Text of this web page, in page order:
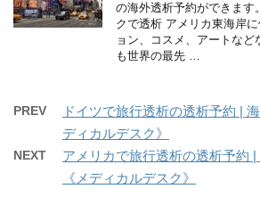
の海外透析予約ができます
クで透析 アメリカ東海岸
ョン、コスメ、アートな
も世界の最先 …
PREV
ドイツで旅行透析の透析予約 |
ディカルデスク》
NEXT
アメリカで旅行透析の透析予約
《メディカルデスク》